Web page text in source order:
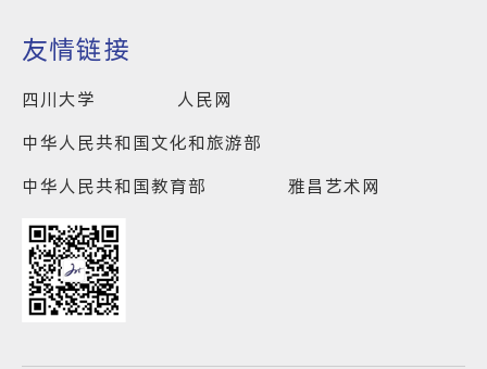
友情链接
四川大学
人民网
中华人民共和国文化和旅游部
中华人民共和国教育部
雅昌艺术网